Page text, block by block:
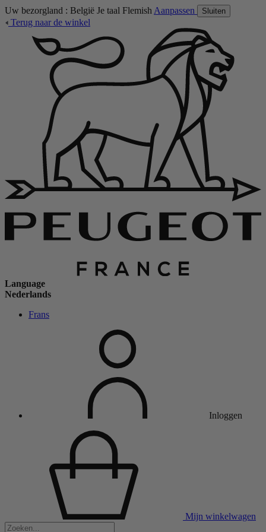
Uw bezorgland : België Je taal Flemish Aanpassen Sluiten
Terug naar de winkel
Language
Nederlands
Frans
Inloggen
Mijn winkelwagen